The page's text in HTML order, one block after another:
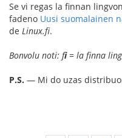
Se vi regas la finnan
fadeno Uusi suomalainen
de Linux.fi.
Bonvolu noti: fi= la finna
P.S. — Mi do uzas